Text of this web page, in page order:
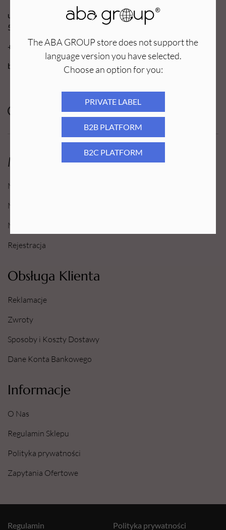
The ABA GROUP store does not support the
language version you have selected.
Choose an option for you:
PRIVATE LABEL
B2B PLATFORM
B2C PLATFORM
Moje Konto
Moje konto
Moje Zamówienia
Moje Ulubione
Rejestracja
Obsługa Klienta
Reklamacje
Zwroty
Sposoby i Koszty Dostawy
Dane Konta Bankowego
Informacje
O Nas
Regulamin Sklepu
Polityka prywatności
Zapytania Ofertowe
ul. Robotnicza 70D
53-608 Wrocław
+48 71 727 60 16
bok@e-abagroup.com
Polityka prywatności
Regulamin